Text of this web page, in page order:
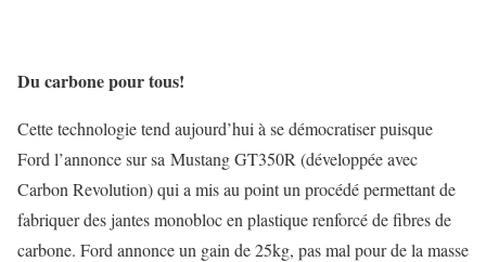
Du carbone pour tous!
Cette technologie tend aujourd’hui à se démocratiser puisque
Ford l’annonce sur sa Mustang GT350R (développée avec
Carbon Revolution) qui a mis au point un procédé permettant de
fabriquer des jantes monobloc en plastique renforcé de fibres de
carbone. Ford annonce un gain de 25kg, pas mal pour de la masse